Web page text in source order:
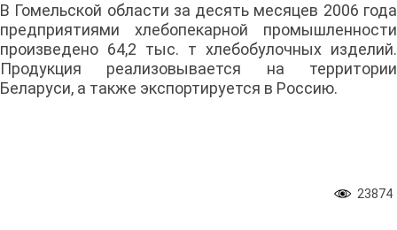
В Гомельской области за десять месяцев 2006 года
предприятиями хлебопекарной промышленности
произведено 64,2 тыс. т хлебобулочных изделий.
Продукция реализовывается на территории
Беларуси, а также экспортируется в Россию.
23874